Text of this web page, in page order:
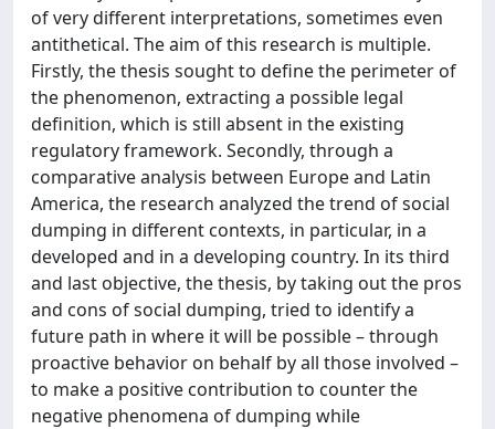
of very different interpretations, sometimes even
antithetical. The aim of this research is multiple.
Firstly, the thesis sought to define the perimeter of
the phenomenon, extracting a possible legal
definition, which is still absent in the existing
regulatory framework. Secondly, through a
comparative analysis between Europe and Latin
America, the research analyzed the trend of social
dumping in different contexts, in particular, in a
developed and in a developing country. In its third
and last objective, the thesis, by taking out the pros
and cons of social dumping, tried to identify a
future path in where it will be possible – through
proactive behavior on behalf by all those involved –
to make a positive contribution to counter the
negative phenomena of dumping while